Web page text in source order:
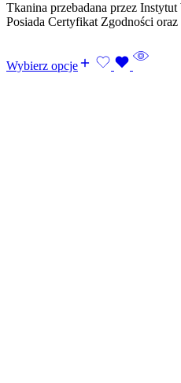
Tkanina przebadana przez Instytut
Posiada Certyfikat Zgodności
Wybierz opcje